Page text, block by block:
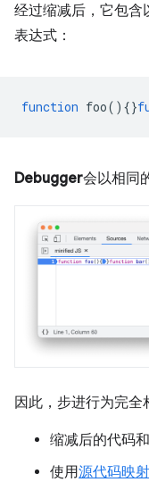
经过缩减后，它包含
表达式：
function foo(){}
Debugger会以相同
因此，步进行为完全
缩减后的代码
使用源代码映射